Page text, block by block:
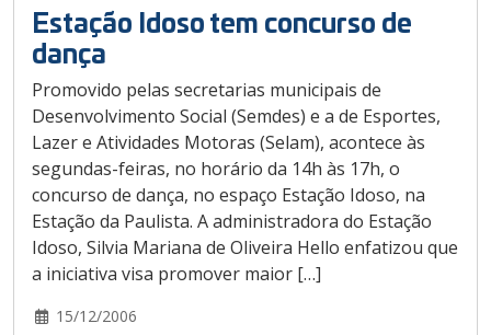
Estação Idoso tem concurso de
dança
Promovido pelas secretarias municipais de
Desenvolvimento Social (Semdes) e a de Esportes,
Lazer e Atividades Motoras (Selam), acontece às
segundas-feiras, no horário da 14h às 17h, o
concurso de dança, no espaço Estação Idoso, na
Estação da Paulista. A administradora do Estação
Idoso, Silvia Mariana de Oliveira Hello enfatizou que
a iniciativa visa promover maior […]
15/12/2006